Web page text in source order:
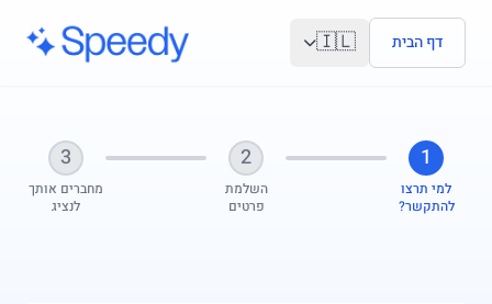
דלג לתוכן הראשי
דף הבית 🇮🇱
1
למי תרצו
להתקשר?
2
השלמת
פרטים
3
מחברים אותך
לנציג